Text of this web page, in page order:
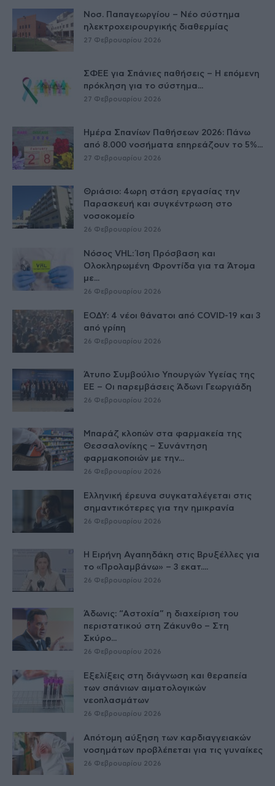
Νοσ. Παπαγεωργίου – Νέο σύστημα
ηλεκτροχειρουργικής διαθερμίας
27 Φεβρουαρίου 2026
ΣΦΕΕ για Σπάνιες παθήσεις – Η επόμενη
πρόκληση για το σύστημα...
27 Φεβρουαρίου 2026
Ημέρα Σπανίων Παθήσεων 2026: Πάνω
από 8.000 νοσήματα επηρεάζουν το 5%...
27 Φεβρουαρίου 2026
Θριάσιο: 4ωρη στάση εργασίας την
Παρασκευή και συγκέντρωση στο
νοσοκομείο
26 Φεβρουαρίου 2026
Νόσος VHL: Ίση Πρόσβαση και
Ολοκληρωμένη Φροντίδα για τα Άτομα
με...
26 Φεβρουαρίου 2026
ΕΟΔΥ: 4 νέοι θάνατοι από COVID-19 και 3
από γρίπη
26 Φεβρουαρίου 2026
Άτυπο Συμβούλιο Υπουργών Υγείας της
ΕE – Οι παρεμβάσεις Άδωνι Γεωργιάδη
26 Φεβρουαρίου 2026
Μπαράζ κλοπών στα φαρμακεία της
Θεσσαλονίκης – Συνάντηση
φαρμακοποιών με την...
26 Φεβρουαρίου 2026
Ελληνική έρευνα συγκαταλέγεται στις
σημαντικότερες για την ημικρανία
26 Φεβρουαρίου 2026
Η Ειρήνη Αγαπηδάκη στις Βρυξέλλες για
το «Προλαμβάνω» – 3 εκατ....
26 Φεβρουαρίου 2026
Άδωνις: “Αστοχία” η διαχείριση του
περιστατικού στη Ζάκυνθο – Στη
Σκύρο...
26 Φεβρουαρίου 2026
Εξελίξεις στη διάγνωση και θεραπεία
των σπάνιων αιματολογικών
νεοπλασμάτων
26 Φεβρουαρίου 2026
Απότομη αύξηση των καρδιαγγειακών
νοσημάτων προβλέπεται για τις γυναίκες
26 Φεβρουαρίου 2026